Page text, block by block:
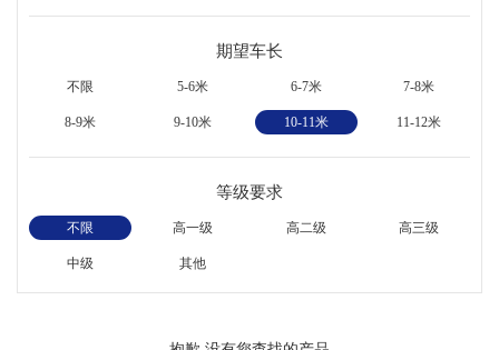
期望车长
不限 5-6米 6-7米 7-8米
8-9米 9-10米 10-11米 11-12米
等级要求
不限 高一级 高二级 高三级
中级 其他